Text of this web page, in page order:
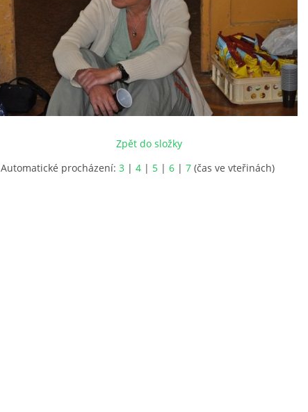
Zpět do složky
Automatické procházení: 3 | 4 | 5 | 6 | 7 (čas ve vteřinách)